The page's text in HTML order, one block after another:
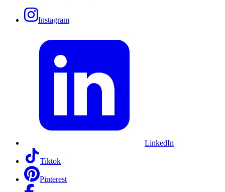
Instagram
LinkedIn
Tiktok
Pinterest